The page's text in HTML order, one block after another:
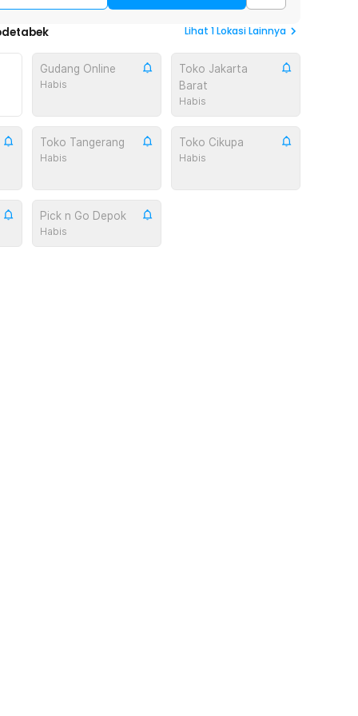
Lihat 1Lokasi Lainnya
Gudang Online
Habis
Toko Jakarta
Barat
Habis
Toko Tangerang
Habis
Toko Cikupa
Habis
Pick n Go Depok
Habis